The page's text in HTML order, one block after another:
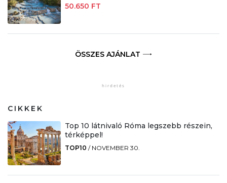
50.650 FT
ÖSSZES AJÁNLAT
CIKKEK
Top 10 látnivaló Róma legszebb részein,
térképpel!
TOP10 / NOVEMBER 30.